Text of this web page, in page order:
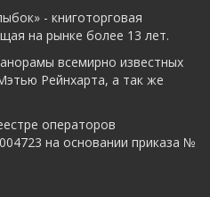
- книготорговая
на рынке более 13 лет.
всемирно известных
Рейнхарта, а так же
операторов
на основании приказа №